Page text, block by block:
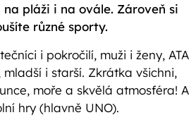
pláži i na ovále. Zároveň si
různé sporty.
i pokročilí, muži i ženy, ATA
i starší. Zkrátka všichni,
moře a skvělá atmosféra! A
hry (hlavně UNO).